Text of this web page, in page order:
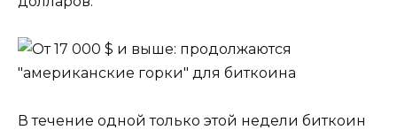
В течение одной только этой недели биткоин